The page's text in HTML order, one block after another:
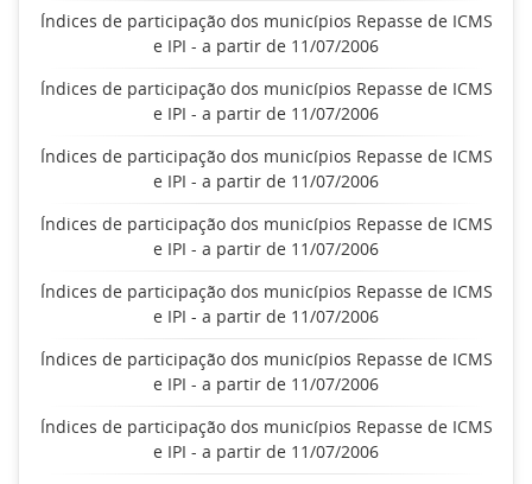
Índices de participação dos municípios Repasse de ICMS
e IPI - a partir de 11/07/2006
Índices de participação dos municípios Repasse de ICMS
e IPI - a partir de 11/07/2006
Índices de participação dos municípios Repasse de ICMS
e IPI - a partir de 11/07/2006
Índices de participação dos municípios Repasse de ICMS
e IPI - a partir de 11/07/2006
Índices de participação dos municípios Repasse de ICMS
e IPI - a partir de 11/07/2006
Índices de participação dos municípios Repasse de ICMS
e IPI - a partir de 11/07/2006
Índices de participação dos municípios Repasse de ICMS
e IPI - a partir de 11/07/2006